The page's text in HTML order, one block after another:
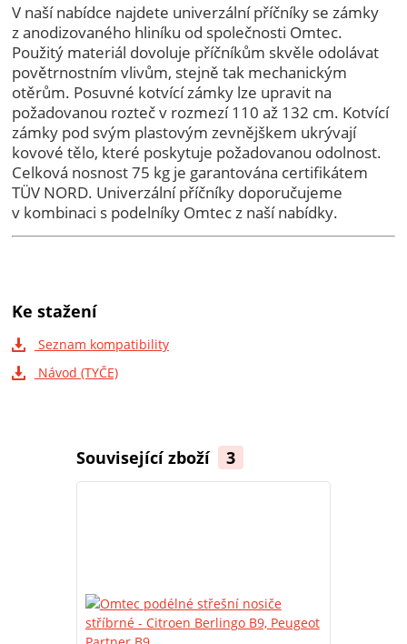
V naší nabídce najdete univerzální příčníky se zámky
z anodizovaného hliníku od společnosti Omtec.
Použitý materiál dovoluje příčníkům skvěle odolávat
povětrnostním vlivům, stejně tak mechanickým
otěrům. Posuvné kotvící zámky lze upravit na
požadovanou rozteč v rozmezí 110 až 132 cm. Kotvící
zámky pod svým plastovým zevnějškem ukrývají
kovové tělo, které poskytuje požadovanou odolnost.
Celková nosnost 75 kg je garantována certifikátem
TÜV NORD. Univerzální příčníky doporučujeme
v kombinaci s podelníky Omtec z naší nabídky.
Ke stažení
Seznam kompatibility
Návod (TYČE)
Související zboží 3